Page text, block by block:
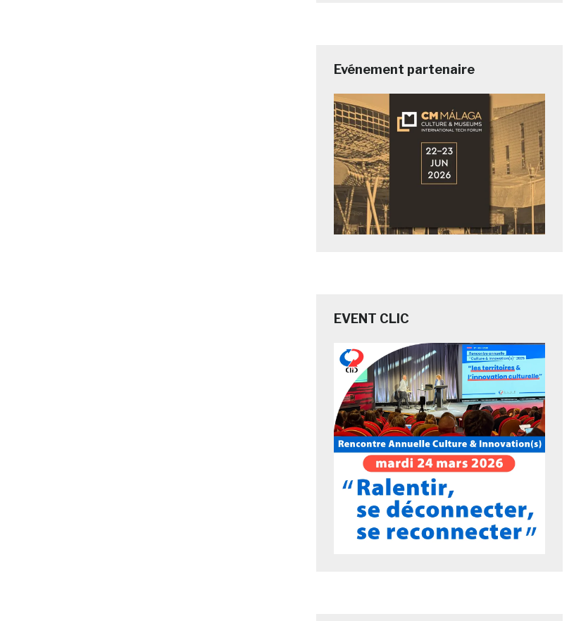
Evénement partenaire
EVENT CLIC